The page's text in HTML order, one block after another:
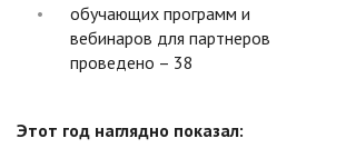
обучающих программ и
вебинаров для партнеров
проведено – 38
Этот год наглядно показал: